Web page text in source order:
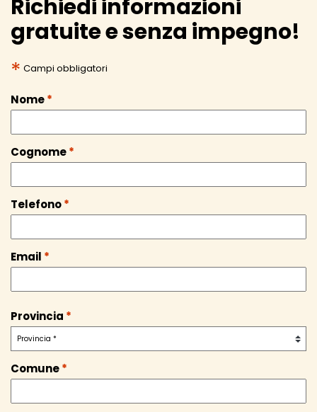
Richiedi informazioni
gratuite e senza impegno!
* Campi obbligatori
Nome*
Cognome*
Telefono*
Email *
Provincia *
Comune*